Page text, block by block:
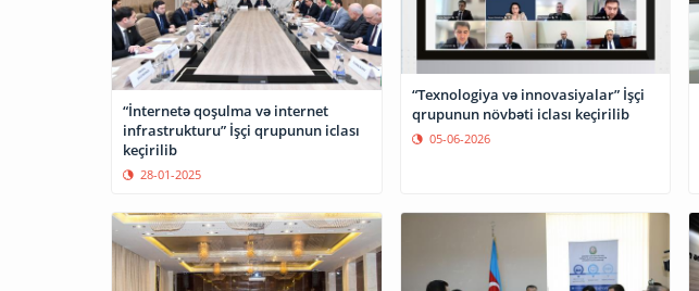
“İnternetə qoşulma və internet
infrastrukturu” İşçi qrupunun iclası
keçirilib
28-01-2025
“Texnologiya və innovasiyalar” İşçi
qrupunun növbəti iclası keçirilib
05-06-2026